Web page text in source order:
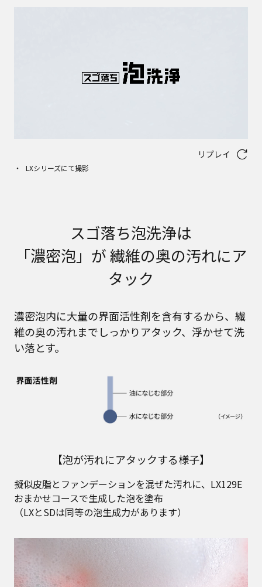
リプレイ
LXシリーズにて撮影
スゴ落ち泡洗浄は
「濃密泡」が 繊維の奥の汚れにア
タック
濃密泡内に大量の界面活性剤を含有するから、繊
維の奥の汚れまでしっかりアタック、浮かせて洗
い落とす。
【泡が汚れにアタックする様子】
擬似皮脂とファンデーションを混ぜた汚れに、LX129E
おまかせコースで生成した泡を塗布
（LXとSDは同等の泡生成力があります）